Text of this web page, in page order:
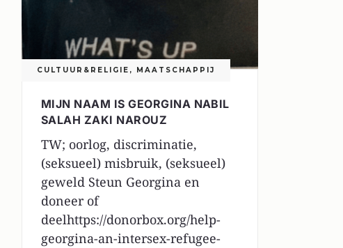
CULTUUR&RELIGIE , MAATSCHAPPIJ
MIJN NAAM IS GEORGINA NABIL
SALAH ZAKI NAROUZ
TW; oorlog, discriminatie,
(seksueel) misbruik, (seksueel)
geweld Steun Georgina en
doneer of
deelhttps://donorbox.org/help-
georgina-an-intersex-refugee-